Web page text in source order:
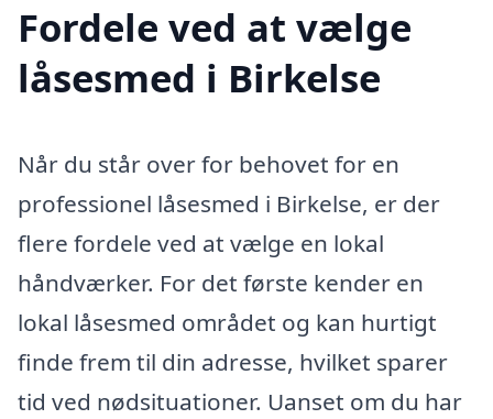
Fordele ved at vælge
låsesmed i Birkelse
Når du står over for behovet for en
professionel låsesmed i Birkelse, er der
flere fordele ved at vælge en lokal
håndværker. For det første kender en
lokal låsesmed området og kan hurtigt
finde frem til din adresse, hvilket sparer
tid ved nødsituationer. Uanset om du har